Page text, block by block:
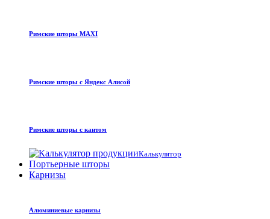
Римские шторы MAXI
Римские шторы с Яндекс Алисой
Римские шторы с кантом
Калькулятор
Портьерные шторы
Карнизы
Алюминиевые карнизы